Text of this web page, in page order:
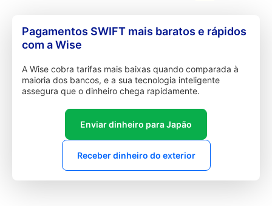
Pagamentos SWIFT mais baratos e rápidos
com a Wise
A Wise cobra tarifas mais baixas quando comparada à
maioria dos bancos, e a sua tecnologia inteligente
assegura que o dinheiro chega rapidamente.
Enviar dinheiro para Japão
Receber dinheiro do exterior